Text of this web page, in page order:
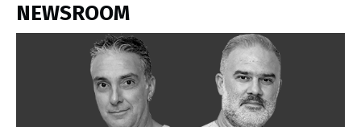
NEWSROOM